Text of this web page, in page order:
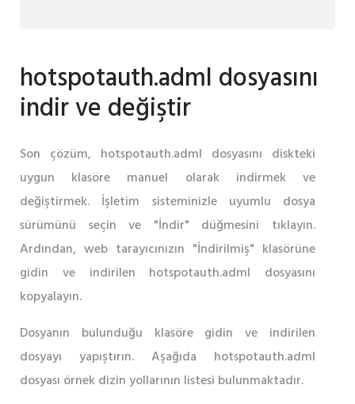
hotspotauth.adml dosyasını
indir ve değiştir
Son çözüm, hotspotauth.adml dosyasını diskteki
uygun klasöre manuel olarak indirmek ve
değiştirmek. İşletim sisteminizle uyumlu dosya
sürümünü seçin ve "İndir" düğmesini tıklayın.
Ardından, web tarayıcınızın "İndirilmiş" klasörüne
gidin ve indirilen hotspotauth.adml dosyasını
kopyalayın.
Dosyanın bulunduğu klasöre gidin ve indirilen
dosyayı yapıştırın. Aşağıda hotspotauth.adml
dosyası örnek dizin yollarının listesi bulunmaktadır.